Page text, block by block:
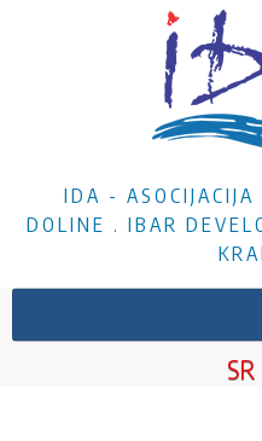
IDA -
DOLINE . IBAR
SR